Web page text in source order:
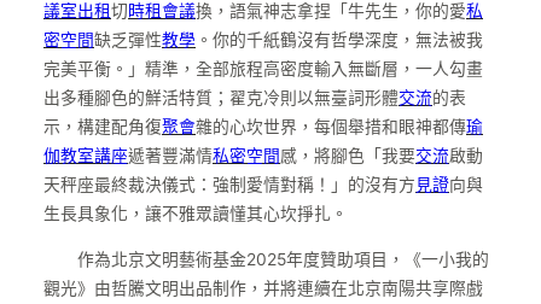
議室出租切時租會議換，語氣神志拿捏「牛先生，你的愛私
密空間缺乏彈性教學 。你的千紙鶴沒有哲學深度，無法被我
完美平衡。」精準，全部旅程高密度輸入無斷層，一人勾畫
出多種腳色的鮮活特質；翟克冷則以無臺詞形體交流的表
示，構建配角復聚會雜的心坎世界，每個舉措和眼神都傳瑜
伽教室講座遞著豐滿情私密空間感，將腳色「我要交流啟動
天秤座最終裁決儀式：強制愛情對稱！」的沒有方見證向與
生長具象化，讓不雅眾讀懂其心坎掙扎。
作為北京文明藝術基金2025年度贊助項目，《一小我的
觀光》由哲騰文明出品制作，并將連續在北京南陽共享際戲